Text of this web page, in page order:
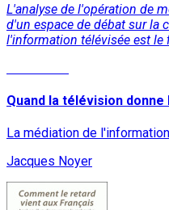
L'analyse de l'opération de
d'un espace de débat sur la
l'information télévisée est le
Quand la télévision donne
La médiation de
Jacques Noyer